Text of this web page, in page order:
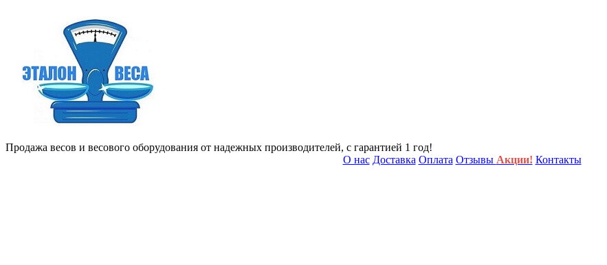
Продажа весов и весового оборудования от надежных производителей, с гарантией 1 год!
О нас Доставка Оплата Отзывы Акции! Контакты